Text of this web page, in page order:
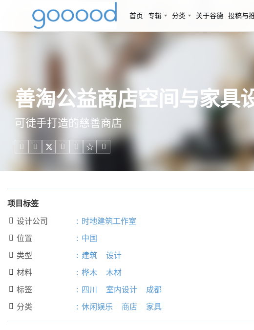
首页 专辑 分类 关于谷德 投稿与
善淘公益商店空间与家具
可徒手打造的慈善商店
    
项目标签
 设计公司 : 时地建筑工作室
 位置 : 中国
 类型 : 建筑 设计
 材料 : 桦木 木材
 标签 : 四川 室内设计 成都
 分类 : 休闲娱乐 商店 家具